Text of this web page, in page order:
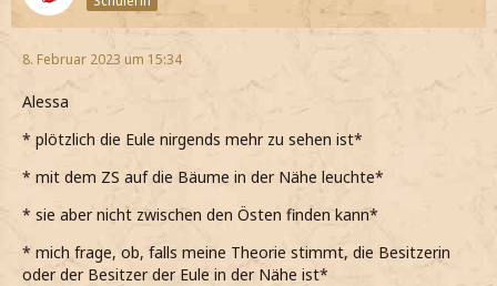
8. Februar 2023 um 15:34
Alessa
* plötzlich die Eule nirgends mehr zu sehen ist*
* mit dem ZS auf die Bäume in der Nähe leuchte*
* sie aber nicht zwischen den Östen finden kann*
* mich frage, ob, falls meine Theorie stimmt, die Besitzerin
oder der Besitzer der Eule in der Nähe ist*